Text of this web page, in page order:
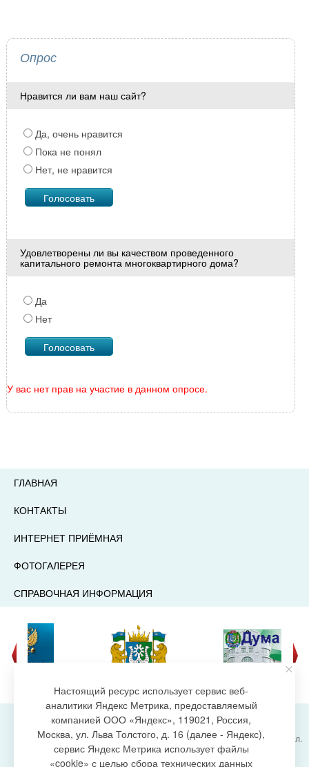
Опрос
Нравится ли вам наш сайт?
Да, очень нравится
Пока не понял
Нет, не нравится
Удовлетворены ли вы качеством проведенного
капитального ремонта многоквартирного дома?
Да
Нет
У вас нет прав на участие в данном опросе.
ГЛАВНАЯ
КОНТАКТЫ
ИНТЕРНЕТ ПРИЁМНАЯ
ФОТОГАЛЕРЕЯ
СПРАВОЧНАЯ ИНФОРМАЦИЯ
создание сайта
Администрация городского поселения Излучинск, ул.
Энергетиков, 6, пгт. Излучинск, Нижневартовский
район,
Настоящий ресурс использует сервис веб-
аналитики Яндекс Метрика, предоставляемый
компанией ООО «Яндекс», 119021, Россия,
Москва, ул. Льва Толстого, д. 16 (далее - Яндекс),
сервис Яндекс Метрика использует файлы
«cookie» с целью сбора технических данных